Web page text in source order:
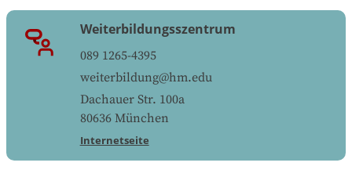
Weiterbildungsszentrum
089 1265-4395
weiterbildung@hm.edu
Dachauer Str. 100a
80636 München
Internetseite